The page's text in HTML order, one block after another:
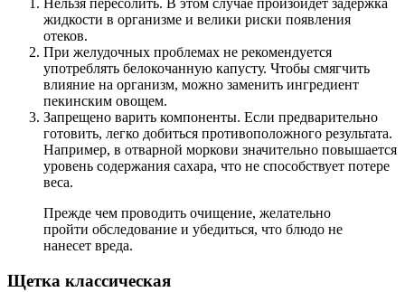
жидкости в организме и велики риски появления
отеков.
При желудочных проблемах не рекомендуется
употреблять белокочанную капусту. Чтобы смягчить
влияние на организм, можно заменить ингредиент
пекинским овощем.
Запрещено варить компоненты. Если предварительно
готовить, легко добиться противоположного результата.
Например, в отварной моркови значительно повышается
уровень содержания сахара, что не способствует потере
веса.
Прежде чем проводить очищение, желательно
пройти обследование и убедиться, что блюдо не
нанесет вреда.
Щетка классическая